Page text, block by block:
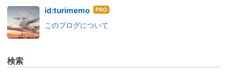
id:turimemo はて
ログ
このブログについて
検索